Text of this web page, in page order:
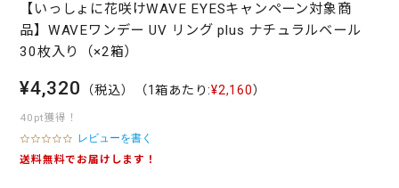
【いっしょに花咲けWAVE EYESキャンペーン対象商
品】WAVEワンデー UV リング plus ナチュラルベール
30枚入り（×2箱）
¥4,320 （税込） （1箱あたり:¥2,160）
40pt獲得！
0
.
レビューを書く
送料無料でお届けします！